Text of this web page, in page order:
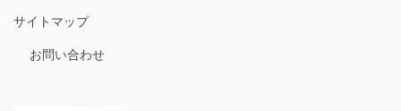
サイトマップ
お問い合わせ